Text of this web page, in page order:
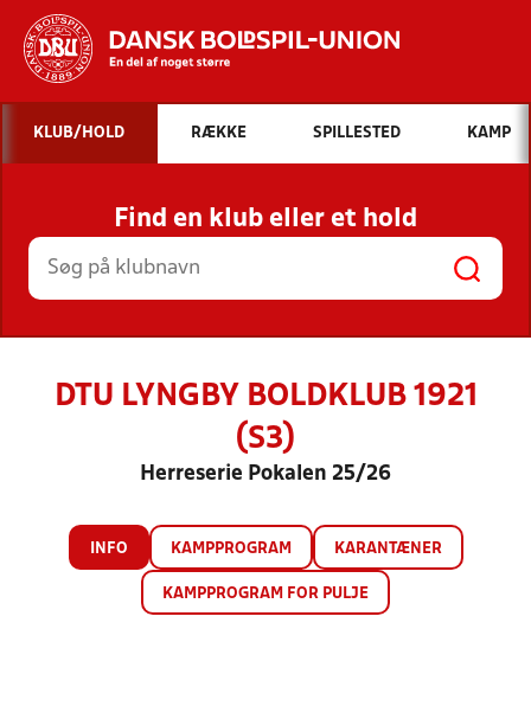
Hvad vil du søge efter?
INDHOLD OG NYHEDER
STILLINGER, RESULTATER, KLUBBER OG
HOLD
KLUB/HOLD RÆKKE SPILLESTED KAMP
Find en klub eller et hold
DTU LYNGBY BOLDKLUB 1921
(S3)
Herreserie Pokalen 25/26
INFO KAMPPROGRAM KARANTÆNER
KAMPPROGRAM FOR PULJE